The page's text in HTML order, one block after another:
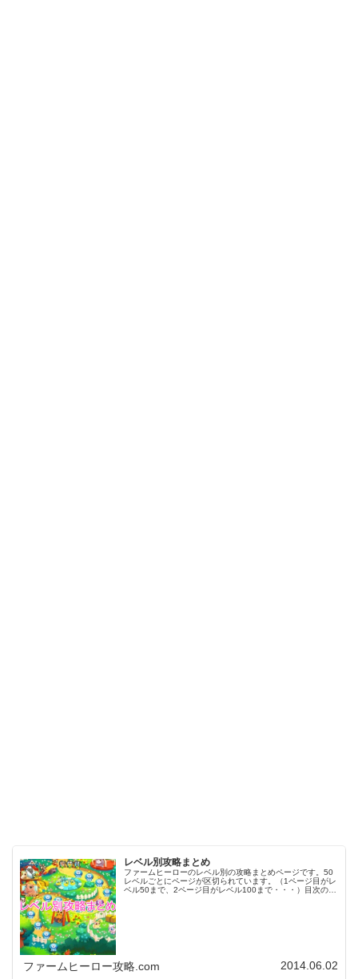
レベル別攻略まとめ
ファームヒーローのレベル別の攻略まとめページです。50
レベルごとにページが区切られています。（1ページ目がレ
ベル50まで、2ページ目がレベル100まで・・・）目次のリ
ファームヒーロー攻略.com 2014.06.02